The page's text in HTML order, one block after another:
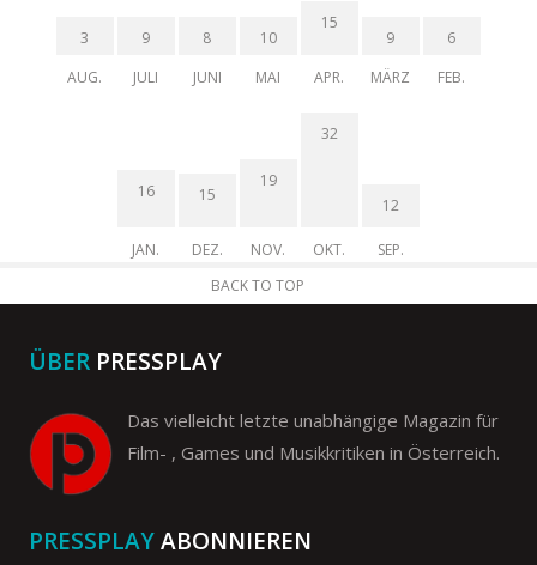
3
AUG.
9
JULI
8
JUNI
10
MAI
15
APR.
9
MÄRZ
6
FEB.
16
JAN.
15
DEZ.
19
NOV.
32
OKT.
12
SEP.
BACK TO TOP
ÜBER PRESSPLAY
Das vielleicht letzte unabhängige Magazin für
Film- , Games und Musikkritiken in Österreich.
PRESSPLAYABONNIEREN